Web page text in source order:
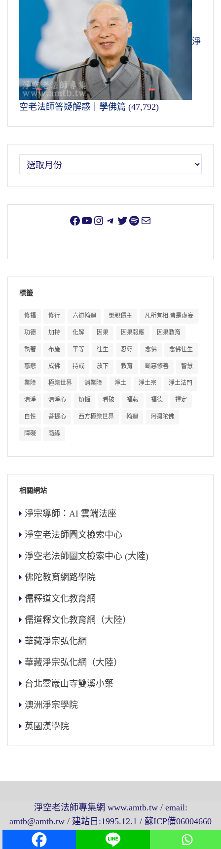
淨
空老法師答疑解惑｜學佛篇 (47,792)
標籤
修福 修行 六道輪迴 冤親債主 凡所有相 皆是虛妄
功德 加持 化解 因果 因果報應 因果教育
執著 布施 平等 往生 忍辱 念佛 念佛往生
慈悲 成佛 持戒 放下 教育 斷惡修善 智慧
業障 極樂世界 消業障 淨土 淨土宗 淨土法門
清淨 清淨心 煩惱 看破 福報 福德 禪定
自性 菩提心 西方極樂世界 輪迴 阿彌陀佛
障礙 隨緣
相關網站
淨宗導師：AI 雲端法座
淨空老法師圖文檢索中心
淨空老法師圖文檢索中心 (大陸)
佛陀教育網路學院
儒釋道文化教育網
儒道釋文化教育網（大陸）
華藏淨宗弘化網
華藏淨宗弘化網（大陸）
台北靈巖山寺雙溪小築
澳洲淨宗學院
英國漢學院
淨空老法師專集網 www.amtb.tw / email:
amtb@amtb.tw / 建站日:1995.12.1 / 蘇ICP備06004660
號